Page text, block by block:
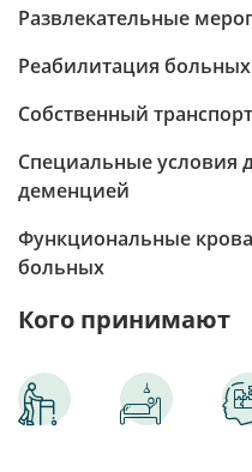
Развлекательные
Реабилитация больных
Собственный
Специальные условия
деменцией
Функциональные
больных
Кого принимают